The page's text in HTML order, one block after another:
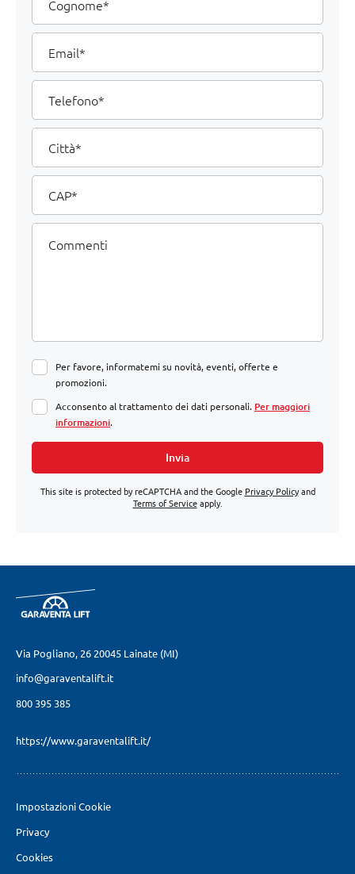
Email
Telefono
Città
CAP
Commenti
Per favore, informatemi su novità, eventi, offerte e
promozioni.
Acconsento al trattamento dei dati personali. Per maggiori
informazioni.
Invia
This site is protected by reCAPTCHA and the Google Privacy Policyand
Terms of Serviceapply.
Via Pogliano, 26 20045 Lainate (MI)
info@garaventalift.it
800 395 385
https://www.garaventalift.it/
Impostazioni Cookie
Privacy
Cookies